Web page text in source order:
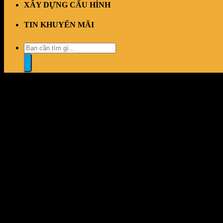
XÂY DỰNG CẤU HÌNH
TIN KHUYẾN MÃI
Tìm
kiếm: